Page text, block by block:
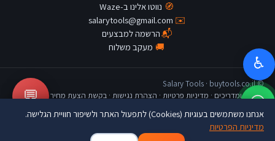
🧭 נווטו אלינו ב-Waze
✉️
salarytools@gmail.com
📬הרשמה למבצעים
🚚 מעקב משלוח
© Salary Tools · buytools.co.il
כתבות ומדריכים · מדיניות פרטיות · הצהרת נגישות · בקשת הצעת מחיר 💬
♿
אנחנו משתמשים בעוגיות (Cookies) לתפעול האתר ולשיפור חוויית הגלישה.
מדיניות הפרטיות